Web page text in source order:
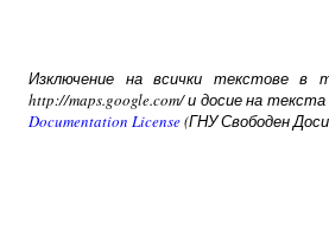
Изключение на всички текстове в
http://maps.google.com/ и досие на
Documentation License(ГНУ Свободен